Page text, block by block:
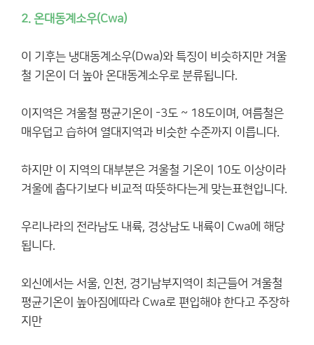
2. 온대동계소우(Cwa)
이 기후는 냉대동계소우(Dwa)와 특징이 비슷하지만 겨울
철 기온이 더 높아 온대동계소우로 분류됩니다.
이지역은 겨울철 평균기온이 -3도 ~ 18도이며, 여름철은
매우덥고 습하여 열대지역과 비슷한 수준까지 이릅니다.
하지만 이 지역의 대부분은 겨울철 기온이 10도 이상이라
겨울에 춥다기보다 비교적 따뜻하다는게 맞는표현입니다.
우리나라의 전라남도 내륙, 경상남도 내륙이 Cwa에 해당
됩니다.
외신에서는 서울, 인천, 경기남부지역이 최근들어 겨울철
평균기온이 높아짐에따라 Cwa로 편입해야 한다고 주장하
지만